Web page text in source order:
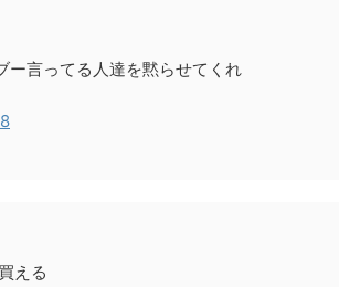
ー言ってる人達を黙らせてくれ
える